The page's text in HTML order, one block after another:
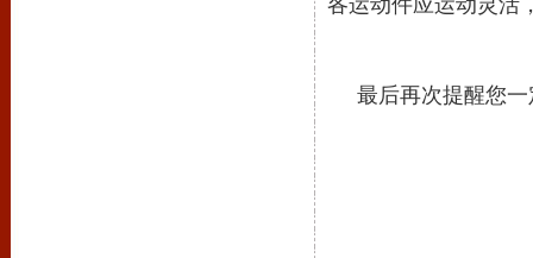
各运动件应运动灵活
最后再次提醒您一